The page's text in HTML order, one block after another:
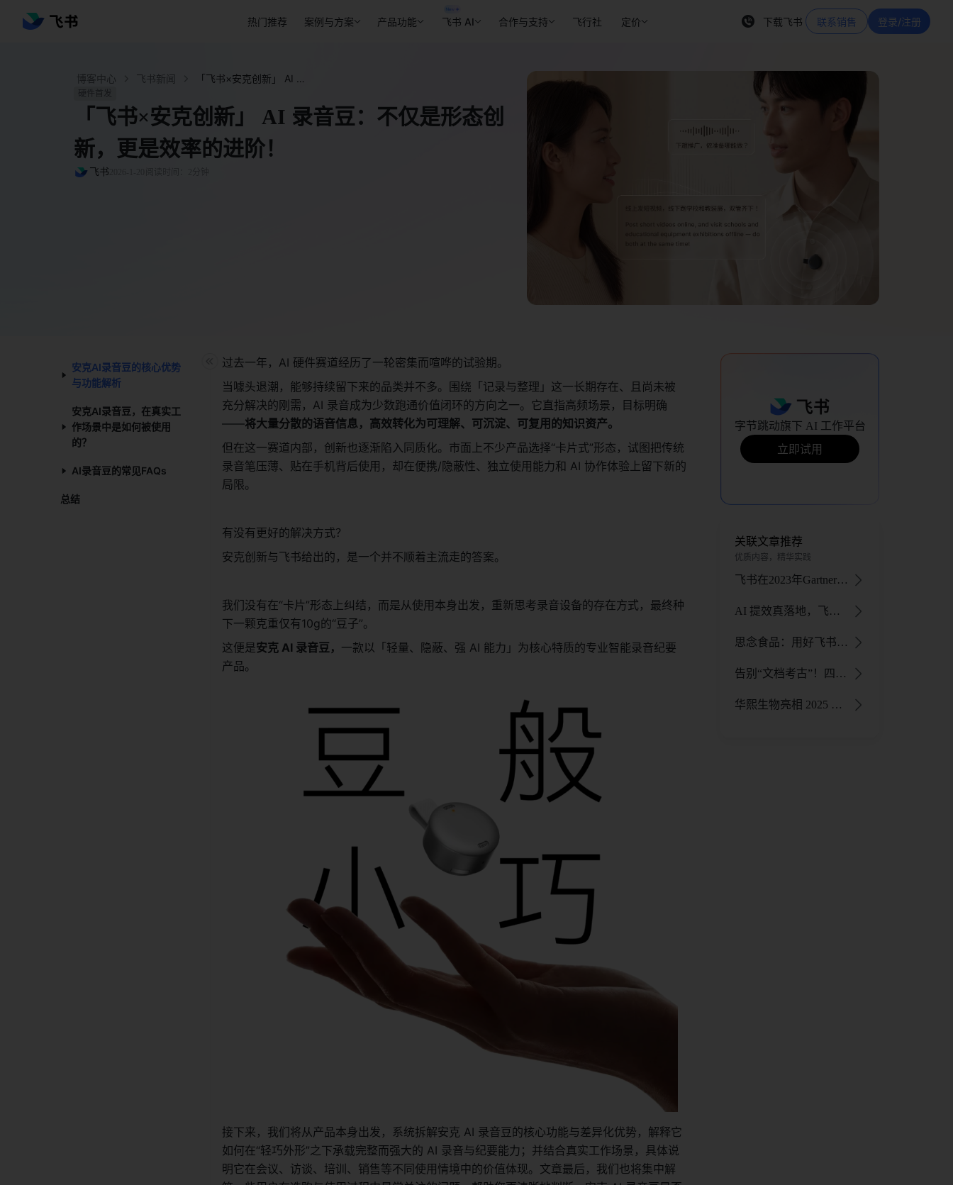
热门推荐 案例与方案 产品功能 飞书 AI 合作与支持 飞行社 定价 下载飞书 联系销售 登录/注册
博客中心 飞书新闻 「飞书×安克创新」 AI 录音豆：不仅是形态创新，更是效率的进阶！ - 飞书官网
硬件首发
「飞书×安克创新」 AI 录音豆：不仅是形态创
新，更是效率的进阶！
飞书
安克AI录音豆的核心优势
与功能解析​
安克AI录音豆，在真实工
作场景中是如何被使用
的？​
AI录音豆的常见FAQs​
总结​
过去一年，AI 硬件赛道经历了一轮密集而喧哗的试验期。
当噱头退潮，能够持续留下来的品类并不多。围绕「记录与整理」这一长期存在、且尚未被
充分解决的刚需，AI 录音成为少数跑通价值闭环的方向之一。它直指高频场景，目标明确
——将大量分散的语音信息，高效转化为可理解、可沉淀、可复用的知识资产。
但在这一赛道内部，创新也逐渐陷入同质化。市面上不少产品选择“卡片式”形态，试图把传统
录音笔压薄、贴在手机背后使用，却在便携/隐蔽性、独立使用能力和 AI 协作体验上留下新的
局限。
有没有更好的解决方式？
安克创新与飞书给出的，是一个并不顺着主流走的答案。
我们没有在“卡片”形态上纠结，而是从使用本身出发，重新思考录音设备的存在方式，最终种
下一颗克重仅有10g的“豆子”。
这便是安克 AI 录音豆， 一款以「轻量、隐蔽、强 AI 能力」为核心特质的专业智能录音纪要
产品。
接下来，我们将从产品本身出发，系统拆解安克 AI 录音豆的核心功能与差异化优势，解释它
如何在“轻巧外形”之下承载完整而强大的 AI 录音与纪要能力；并结合真实工作场景，具体说
明它在会议、访谈、培训、销售等不同使用情境中的价值体现。文章最后，我们也将集中解
字节跳动旗下 AI 工作平台
立即试用
关联文章推荐
优质内容，精华实践
飞书在2023年Gartner®协作工作区和会议解决方案报告中均获得认可
AI 提效真落地，飞书食品饮料行业“实战论道”在杭落幕 - 飞书官网
思念食品：用好飞书，让业务部门自己成为 C 位 - 飞书官网
告别“文档考古”！四维图新斩获飞书 AI 大赛银奖，用 AI 训练“数字审核员” - 飞书官网
华熙生物亮相 2025 飞书 AI 效率先锋大赛决赛，以 AI 重构药械团队“决策引擎” - 飞书官网